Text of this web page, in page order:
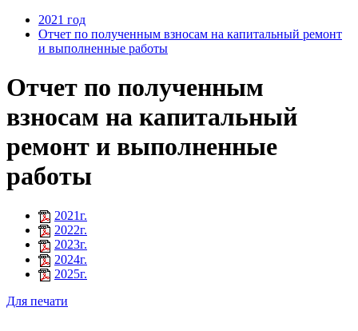
2021 год
Отчет по полученным взносам на капитальный ремонт
и выполненные работы
Отчет по полученным
взносам на капитальный
ремонт и выполненные
работы
2021г.
2022г.
2023г.
2024г.
2025г.
Для печати